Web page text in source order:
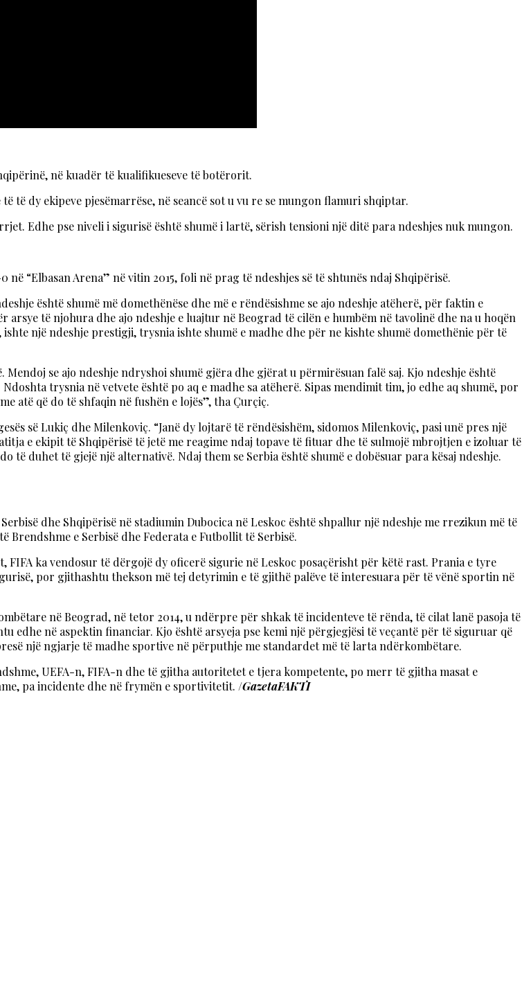
në kuadër të kualifikueseve të botërorit.
të dy ekipeve pjesëmarrëse, në seancë sot u vu re se mungon flamuri shqiptar.
Edhe pse niveli i sigurisë është shumë i lartë, sërish tensioni një ditë para ndeshjes nuk mungon.
“Elbasan Arena” në vitin 2015, foli në prag të ndeshjes së të shtunës ndaj Shqipërisë.
është shumë më domethënëse dhe më e rëndësishme se ajo ndeshje atëherë, për faktin e
të njohura dhe ajo ndeshje e luajtur në Beograd të cilën e humbëm në tavolinë dhe na u hoqën
një ndeshje prestigji, trysnia ishte shumë e madhe dhe për ne kishte shumë domethënie për të
se ajo ndeshje ndryshoi shumë gjëra dhe gjërat u përmirësuan falë saj. Kjo ndeshje është
trysnia në vetvete është po aq e madhe sa atëherë. Sipas mendimit tim, jo edhe aq shumë, por
atë që do të shfaqin në fushën e lojës”, tha Çurçiç.
së Lukiç dhe Milenkoviç. “Janë dy lojtarë të rëndësishëm, sidomos Milenkoviç, pasi unë pres një
e ekipit të Shqipërisë të jetë me reagime ndaj topave të fituar dhe të sulmojë mbrojtjen e izoluar të
duhet të gjejë një alternativë. Ndaj them se Serbia është shumë e dobësuar para kësaj ndeshje.
dhe Shqipërisë në stadiumin Dubocica në Leskoc është shpallur një ndeshje me rrezikun më të
e Serbisë dhe Federata e Futbollit të Serbisë.
ka vendosur të dërgojë dy oficerë sigurie në Leskoc posaçërisht për këtë rast. Prania e tyre
por gjithashtu thekson më tej detyrimin e të gjithë palëve të interesuara për të vënë sportin në
në Beograd, në tetor 2014, u ndërpre për shkak të incidenteve të rënda, të cilat lanë pasoja të
në aspektin financiar. Kjo është arsyeja pse kemi një përgjegjësi të veçantë për të siguruar që
një ngjarje të madhe sportive në përputhje me standardet më të larta ndërkombëtare.
UEFA-n, FIFA-n dhe të gjitha autoritetet e tjera kompetente, po merr të gjitha masat e
pa incidente dhe në frymën e sportivitetit. /GazetaFAKTI